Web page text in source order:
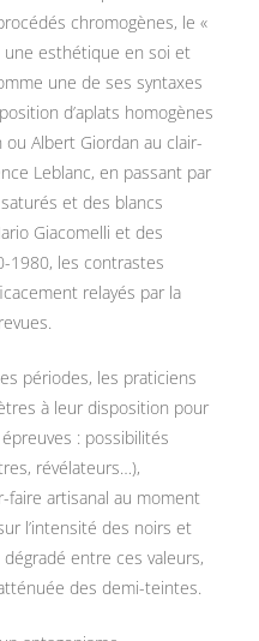
chromogènes, le «
une esthétique en soi et
une de ses syntaxes
d’aplats homogènes
ou Albert Giordan au clair-
Leblanc, en passant par
et des blancs
Giacomelli et des
1980, les contrastes
relayés par la
périodes, les praticiens
à leur disposition pour
: possibilités
révélateurs…),
faire artisanal au moment
l’intensité des noirs et
entre ces valeurs,
des demi-teintes.